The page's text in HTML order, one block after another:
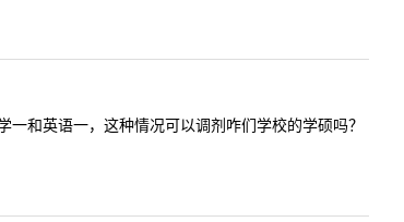
和英语一，这种情况可以调剂咋们学校的学硕吗？